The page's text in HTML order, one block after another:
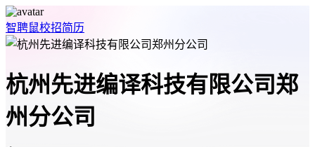
智聘鼠校招简历
杭州先进编译科技有限公司郑
州分公司